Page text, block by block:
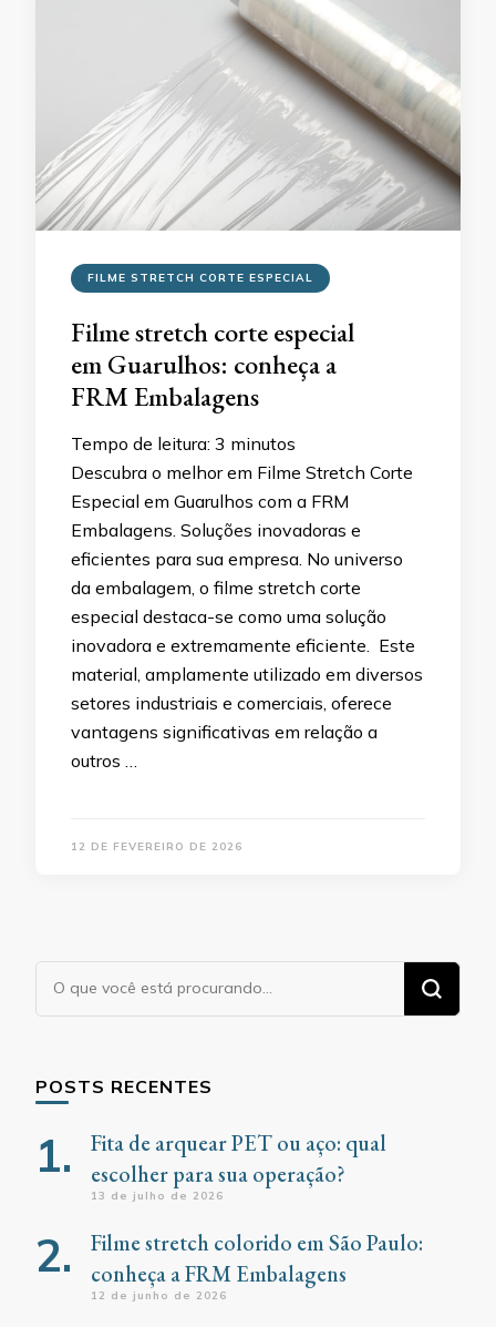
FILME STRETCH CORTE ESPECIAL
Filme stretch corte especial
em Guarulhos: conheça a
FRM Embalagens
Tempo de leitura: 3 minutos
Descubra o melhor em Filme Stretch Corte
Especial em Guarulhos com a FRM
Embalagens. Soluções inovadoras e
eficientes para sua empresa. No universo
da embalagem, o filme stretch corte
especial destaca-se como uma solução
inovadora e extremamente eficiente. Este
material, amplamente utilizado em diversos
setores industriais e comerciais, oferece
vantagens significativas em relação a
outros …
12 DE FEVEREIRO DE 2026
Procurando
algo?
POSTS RECENTES
Fita de arquear PET ou aço: qual
escolher para sua operação?
13 de julho de 2026
Filme stretch colorido em São Paulo:
conheça a FRM Embalagens
12 de junho de 2026